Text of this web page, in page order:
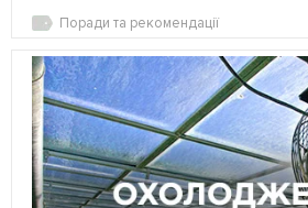
Поради та рекомендації